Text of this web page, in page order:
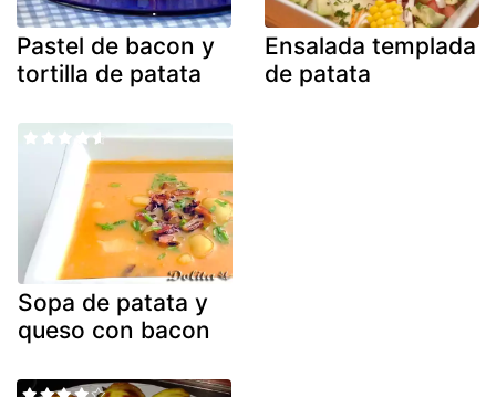
Pastel de bacon y
tortilla de patata
Ensalada templada
de patata
Sopa de patata y
queso con bacon